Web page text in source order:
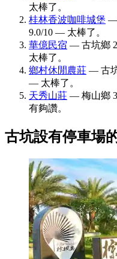
太棒了。
桂林香波咖啡城堡 —
9.0/10 — 太棒了。
華億民宿 — 古坑鄉
太棒了。
鄉村休閒農莊 — 古
— 太棒了。
天秀山莊 — 梅山鄉
有夠讚。
古坑設有停車場